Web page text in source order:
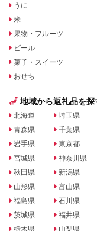
うに
米
果物・フルーツ
ビール
菓子・スイーツ
おせち
地域から返礼品を探
北海道
青森県
岩手県
宮城県
秋田県
山形県
福島県
茨城県
栃木県
埼玉県
千葉県
東京都
神奈川県
新潟県
富山県
石川県
福井県
山梨県